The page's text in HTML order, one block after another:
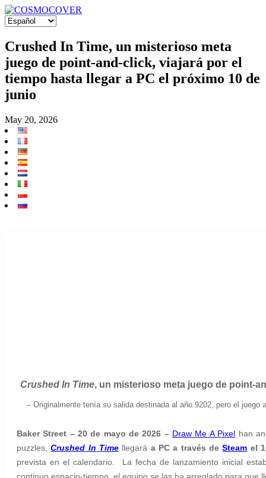
Crushed In Time, un misterioso meta
juego de point-and-click, viajará por el
tiempo hasta llegar a PC el próximo 10 de
junio
May 20, 2026
Crushed In Time, un misterioso meta juego de point-
– Originalmente tenía su salida destinada al año 9202, pero el
Baker Street – 20 de mayo de 2026 – Draw Me A Pixel han
puzzles,Crushed In Timellegará a PC a través de Steam el
prevista en el calendario. La fecha de lanzamiento inicial